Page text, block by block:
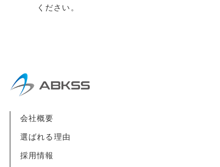
ください。
会社概要
選ばれる理由
採用情報